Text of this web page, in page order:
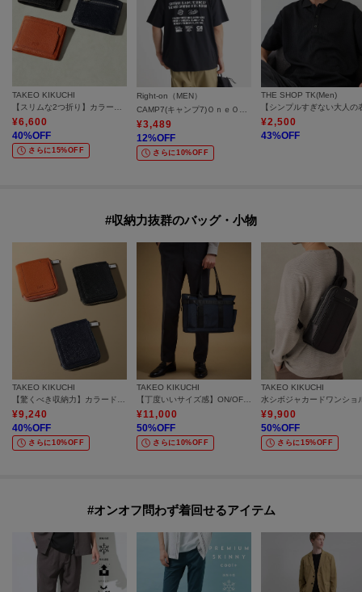
TAKEO KIKUCHI
¥6,600
40%OFF
さらに15%OFF
Right-on（MEN）
¥3,489
12%OFF
さらに10%OFF
THE SHOP TK(Men)
¥2,500
43%OFF
#収納力抜群のバッグ・小物
TAKEO KIKUCHI
【驚くべき収納力】カラードコンパクト財布
¥9,240
40%OFF
さらに10%OFF
TAKEO KIKUCHI
【丁度いいサイズ感】ON/OFFユーティリティートートバッグ
¥11,000
50%OFF
さらに10%OFF
TAKEO KIKUCHI
¥9,900
50%OFF
さらに15%OFF
#オンオフ問わず着回せるアイテム